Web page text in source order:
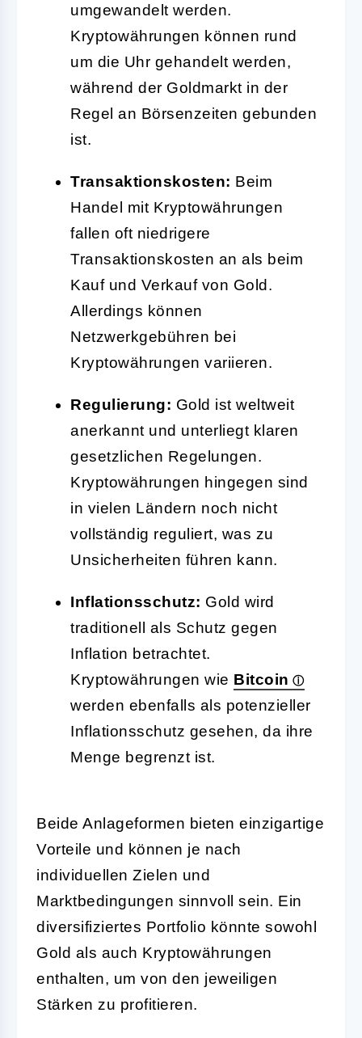
umgewandelt werden.
Kryptowährungen können rund
um die Uhr gehandelt werden,
während der Goldmarkt in der
Regel an Börsenzeiten gebunden
ist.
Transaktionskosten: Beim
Handel mit Kryptowährungen
fallen oft niedrigere
Transaktionskosten an als beim
Kauf und Verkauf von Gold.
Allerdings können
Netzwerkgebühren bei
Kryptowährungen variieren.
Regulierung: Gold ist weltweit
anerkannt und unterliegt klaren
gesetzlichen Regelungen.
Kryptowährungen hingegen sind
in vielen Ländern noch nicht
vollständig reguliert, was zu
Unsicherheiten führen kann.
Inflationsschutz: Gold wird
traditionell als Schutz gegen
Inflation betrachtet.
Kryptowährungen wie Bitcoin
werden ebenfalls als potenzieller
Inflationsschutz gesehen, da ihre
Menge begrenzt ist.
Beide Anlageformen bieten einzigartige
Vorteile und können je nach
individuellen Zielen und
Marktbedingungen sinnvoll sein. Ein
diversifiziertes Portfolio könnte sowohl
Gold als auch Kryptowährungen
enthalten, um von den jeweiligen
Stärken zu profitieren.